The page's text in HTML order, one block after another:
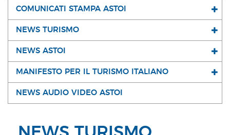
COMUNICATI STAMPA ASTOI
NEWS TURISMO
NEWS ASTOI
MANIFESTO PER IL TURISMO ITALIANO
NEWS AUDIO VIDEO ASTOI